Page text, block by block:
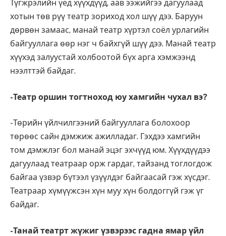
Түгжрэлийн үед хүүхдүүд, аав ээжийгээ дагуулаад
хотын төв рүү театр зориход хол шүү дээ. Баруун
дөрвөн замаас, манай театр хүртэл соёл урлагийн
байгууллага өөр нэг ч байхгүй шүү дээ. Манай театр
хүүхэд залуустай холбоотой бүх арга хэмжээнд
нээлттэй байдаг.
-Театр оршин тогтноход юу хамгийн чухал вэ?
-Төрийн үйлчилгээний байгууллага болохоор
төрөөс сайн дэмжиж ажилладаг. Гэхдээ хамгийн
том дэмжлэг бол манай эцэг эхчүүд юм. Хүүхдүүдээ
дагуулаад театраар орж гардаг, тайзанд тоглогдож
байгаа үзвэр бүтээл үзүүлдэг байгаасай гэж хүсдэг.
Театраар хүмүүжсэн хүн муу хүн болдоггүй гэж үг
байдаг.
-Танай театрт жүжиг үзвэрээс гадна ямар үйл